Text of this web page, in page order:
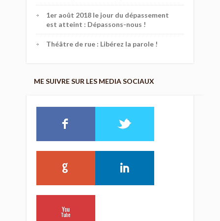
1er août 2018 le jour du dépassement
est atteint : Dépassons-nous !
Théâtre de rue : Libérez la parole !
ME SUIVRE SUR LES MEDIA SOCIAUX